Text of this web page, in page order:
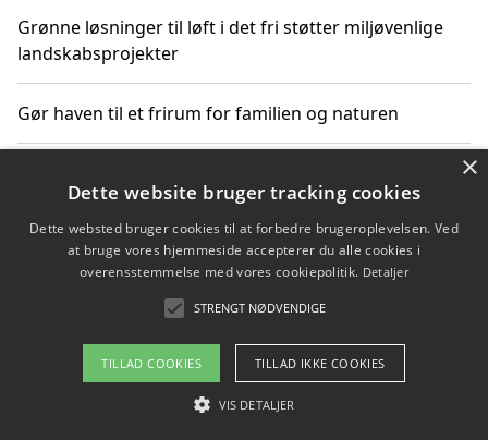
Grønne løsninger til løft i det fri støtter miljøvenlige
landskabsprojekter
Gør haven til et frirum for familien og naturen
Om / kontakt
Blog Betingelser
×
Dette website bruger tracking cookies
Dette websted bruger cookies til at forbedre brugeroplevelsen. Ved
at bruge vores hjemmeside accepterer du alle cookies i
overensstemmelse med vores cookiepolitik. Detaljer
STRENGT NØDVENDIGE
TILLAD COOKIES TILLAD IKKE COOKIES
VIS DETALJER